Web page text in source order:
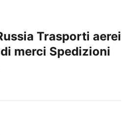
Trasporti aerei
merci Spedizioni